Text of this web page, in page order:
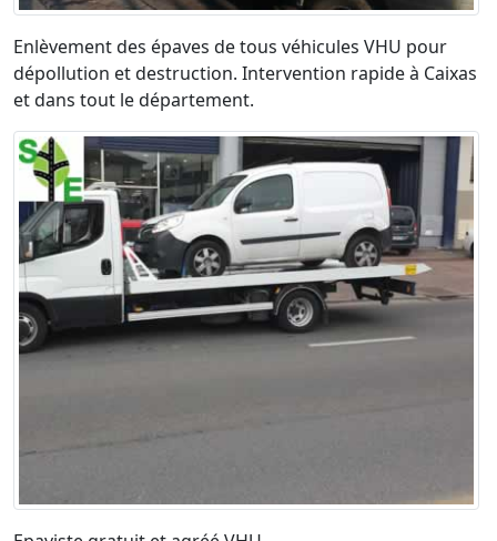
Enlèvement des épaves de tous véhicules VHU pour
dépollution et destruction. Intervention rapide à Caixas
et dans tout le département.